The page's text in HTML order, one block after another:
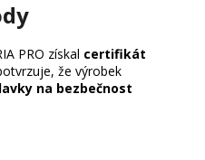
PRO získal certifikát
že výrobek
na bezbečnost